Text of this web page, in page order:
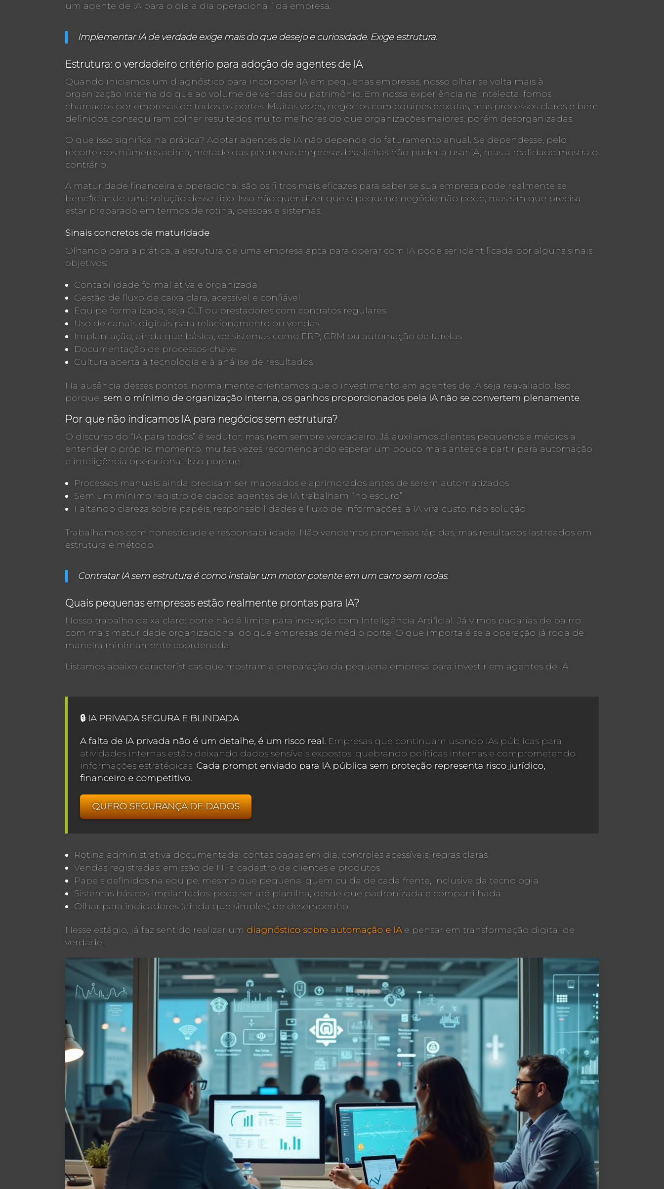
um agente de IA para o dia a dia operacional” da empresa.
Implementar IA de verdade exige mais do que desejo e curiosidade. Exige estrutura.
Estrutura: o verdadeiro critério para adoção de agentes de IA
Quando iniciamos um diagnóstico para incorporar IA em pequenas empresas, nosso olhar se volta mais à
organização interna do que ao volume de vendas ou patrimônio. Em nossa experiência na Intelecta, fomos
chamados por empresas de todos os portes. Muitas vezes, negócios com equipes enxutas, mas processos claros e bem
definidos, conseguiram colher resultados muito melhores do que organizações maiores, porém desorganizadas.
O que isso significa na prática? Adotar agentes de IA não depende do faturamento anual. Se dependesse, pelo
recorte dos números acima, metade das pequenas empresas brasileiras não poderia usar IA, mas a realidade mostra o
contrário.
A maturidade financeira e operacional são os filtros mais eficazes para saber se sua empresa pode realmente se
beneficiar de uma solução desse tipo. Isso não quer dizer que o pequeno negócio não pode, mas sim que precisa
estar preparado em termos de rotina, pessoas e sistemas.
Sinais concretos de maturidade
Olhando para a prática, a estrutura de uma empresa apta para operar com IA pode ser identificada por alguns sinais
objetivos:
Contabilidade formal ativa e organizada
Gestão de fluxo de caixa clara, acessível e confiável
Equipe formalizada, seja CLT ou prestadores com contratos regulares
Uso de canais digitais para relacionamento ou vendas
Implantação, ainda que básica, de sistemas como ERP, CRM ou automação de tarefas
Documentação de processos-chave
Cultura aberta à tecnologia e à análise de resultados
Na ausência desses pontos, normalmente orientamos que o investimento em agentes de IA seja reavaliado. Isso
porque, sem o mínimo de organização interna, os ganhos proporcionados pela IA não se convertem plenamente.
Por que não indicamos IA para negócios sem estrutura?
O discurso do “IA para todos” é sedutor, mas nem sempre verdadeiro. Já auxilamos clientes pequenos e médios a
entender o próprio momento, muitas vezes recomendando esperar um pouco mais antes de partir para automação
e inteligência operacional. Isso porque:
Processos manuais ainda precisam ser mapeados e aprimorados antes de serem automatizados
Sem um mínimo registro de dados, agentes de IA trabalham “no escuro”
Faltando clareza sobre papéis, responsabilidades e fluxo de informações, a IA vira custo, não solução
Trabalhamos com honestidade e responsabilidade. Não vendemos promessas rápidas, mas resultados lastreados em
estrutura e método.
Contratar IA sem estrutura é como instalar um motor potente em um carro sem rodas.
Quais pequenas empresas estão realmente prontas para IA?
Nosso trabalho deixa claro: porte não é limite para inovação com Inteligência Artificial. Já vimos padarias de bairro
com mais maturidade organizacional do que empresas de médio porte. O que importa é se a operação já roda de
maneira minimamente coordenada.
Listamos abaixo características que mostram a preparação da pequena empresa para investir em agentes de IA:
🔒 IA PRIVADA SEGURA E BLINDADA
A falta de IA privada não é um detalhe, é um risco real. Empresas que continuam usando IAs públicas para
atividades internas estão deixando dados sensíveis expostos, quebrando políticas internas e comprometendo
informações estratégicas. Cada prompt enviado para IA pública sem proteção representa risco jurídico,
financeiro e competitivo.
QUERO SEGURANÇA DE DADOS
Rotina administrativa documentada: contas pagas em dia, controles acessíveis, regras claras
Vendas registradas: emissão de NFs, cadastro de clientes e produtos
Papeis definidos na equipe, mesmo que pequena: quem cuida de cada frente, inclusive da tecnologia
Sistemas básicos implantados: pode ser até planilha, desde que padronizada e compartilhada
Olhar para indicadores (ainda que simples) de desempenho
Nesse estágio, já faz sentido realizar um diagnóstico sobre automação e IAe pensar em transformação digital de
verdade.